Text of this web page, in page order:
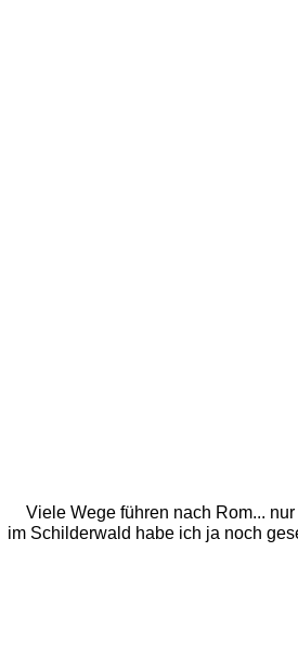
Viele Wege führen nach Rom...
im Schilderwald habe ich ja noch